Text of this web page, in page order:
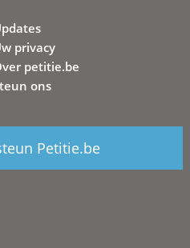
privacy
petitie.be
ons
Petitie.be